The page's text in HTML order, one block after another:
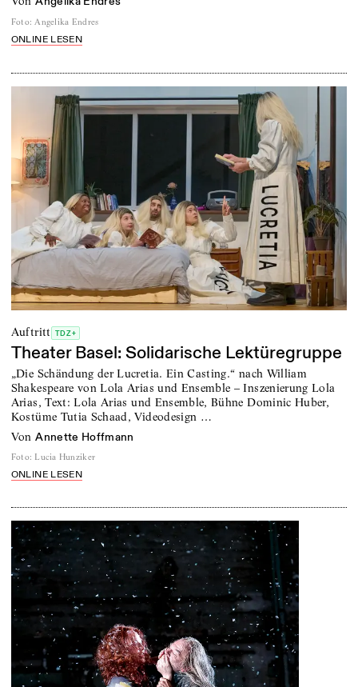
Foto: Angelika Endres
ONLINE LESEN
Auftritt TDZ+
Theater Basel: Solidarische Lektüregruppe
„Die Schändung der Lucretia. Ein Casting.“ nach William
Shakespeare von Lola Arias und Ensemble – Inszenierung Lola
Arias, Text: Lola Arias und Ensemble, Bühne Dominic Huber,
Kostüme Tutia Schaad, Videodesign …
von Annette Hoffmann
Foto: Lucia Hunziker
ONLINE LESEN